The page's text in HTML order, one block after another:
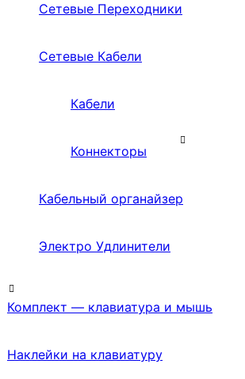
Сетевые Переходники
Сетевые Кабели
Кабели
Коннекторы
Кабельный органайзер
Электро Удлинители
Комплект — клавиатура и мышь
Наклейки на клавиатуру